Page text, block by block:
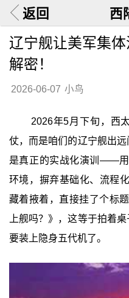
返回 西
辽宁舰让美军集
解密！
2026-06-07 小鸟
2026年5月下旬，西
仗，而是咱们的辽宁舰出远
是真正的实战化演训——用
环境，摒弃基础化、流程
藏着掖着，直接挂了个标
上舰吗？》，这等于拍着
要装上隐身五代机了。